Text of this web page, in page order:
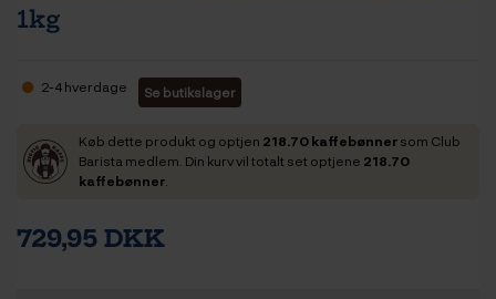
1kg
2-4 hverdage Se butikslager
Køb dette produkt og optjen 218.70 kaffebønnersom Club
Barista medlem. Din kurv vil totalt set optjene 218.70
kaffebønner
729,95 DKK